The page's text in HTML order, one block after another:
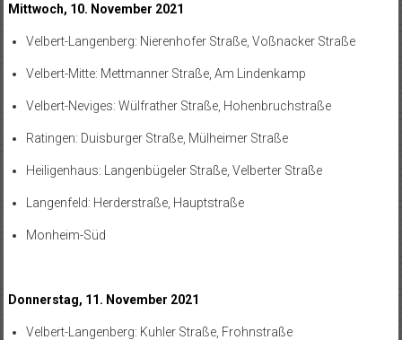
Mittwoch, 10. November 2021
Velbert-Langenberg: Nierenhofer Straße, Voßnacker Straße
Velbert-Mitte: Mettmanner Straße, Am Lindenkamp
Velbert-Neviges: Wülfrather Straße, Hohenbruchstraße
Ratingen: Duisburger Straße, Mülheimer Straße
Heiligenhaus: Langenbügeler Straße, Velberter Straße
Langenfeld: Herderstraße, Hauptstraße
Monheim-Süd
Donnerstag, 11. November 2021
Velbert-Langenberg: Kuhler Straße, Frohnstraße